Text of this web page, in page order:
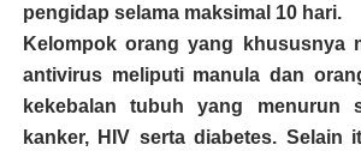
pengidap selama maksimal 10 hari.
Kelompok orang yang khususnya
antivirus meliputi manula dan
kekebalan tubuh yang menurun
kanker, HIV serta diabetes. Selain